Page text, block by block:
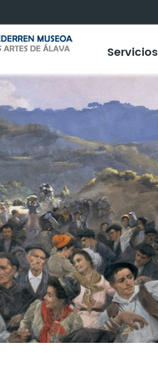
Servicios